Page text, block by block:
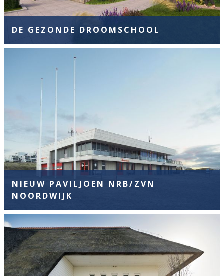
DE GEZONDE DROOMSCHOOL
NIEUW PAVILJOEN NRB/ZVN
NOORDWIJK